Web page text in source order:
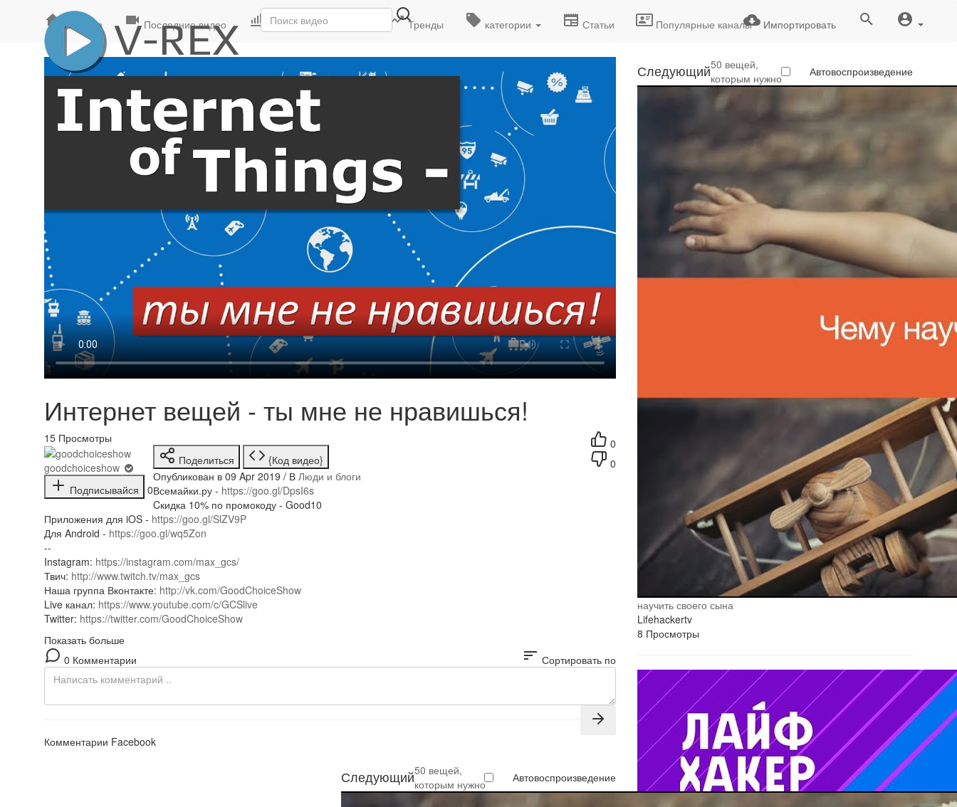
Импортировать
Главная Последние видео Лучшие видеоролики Тренды категории Статьи Популярные каналы
Следующий Автовоспроизведение
50 вещей,
которым нужно
научить своего сына
Lifehackertv
8 Просмотры
Интернет вещей - ты мне не нравишься!
0
0
15 Просмотры
goodchoiceshow
Подписывайся
0
Поделиться
{Код видео}
Опубликован в 09 Apr 2019 / В Люди и блоги
Всемайки.ру - https://goo.gl/DpsI6s
Cкидка 10% по промокоду - Good10
Приложения для iOS - https://goo.gl/SlZV9P
Для Android - https://goo.gl/wq5Zon
--
Instagram: https://instagram.com/max_gcs/
Твич: http://www.twitch.tv/max_gcs
Наша группа Вконтакте: http://vk.com/GoodChoiceShow
Live канал: https://www.youtube.com/c/GCSlive
Twitter: https://twitter.com/GoodChoiceShow
Показать больше
0 Комментарии
sort Сортировать по
Комментарии Facebook
Следующий Автовоспроизведение
50 вещей,
которым нужно